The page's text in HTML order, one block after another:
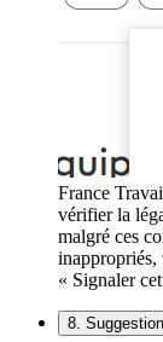
France
vérifier la
malgré ces
inappropriés,
« Signaler
8.